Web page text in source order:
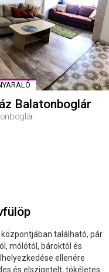
Balatonboglár
található, pár
mólótól, bároktól és
ellenére
és elszigetelt, tökéletes